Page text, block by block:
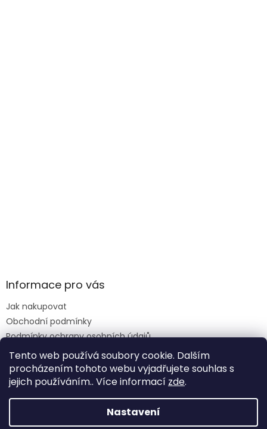
Tento web používá soubory cookie. Dalším
procházením tohoto webu vyjadřujete souhlas s
jejich používáním.. Více informací zde.
Nastavení
Informace pro vás
Jak nakupovat
Obchodní podmínky
Podmínky ochrany osobních údajů
Reklamace formulář